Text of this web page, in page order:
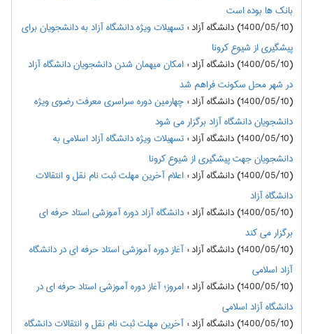
بانک ها بوده است
(1400/05/10) دانشگاه آزاد
:تسهیلات ویژه دانشگاه آزاد به دانشجویان برای
پیشگیری از شیوع کرونا
(1400/05/10) دانشگاه آزاد
:امکان میهمان شدن دانشجویان دانشگاه آزاد
در شهر محل سکونت فراهم شد
(1400/05/10) دانشگاه آزاد
:چهارمین دوره سراسری معرفت رضوی ویژه
دانشجویان دانشگاه آزاد برگزار می شود
(1400/05/10) دانشگاه آزاد
:تسهیلات ویژه دانشگاه آزاد اسلامی به
دانشجویان جهت پیشگیری از شیوع کرونا
(1400/05/10) دانشگاه آزاد
:اعلام آخرین مهلت ثبت نام نقل و انتقالات
دانشگاه آزاد
(1400/05/10) دانشگاه آزاد
:دانشگاه آزاد دوره آموزشی استاد حرفه ای
برگزار می کند
(1400/05/10) دانشگاه آزاد
:آغاز دوره آموزشی استاد حرفه ای در دانشگاه
آزاد اسلامی
(1400/05/10) دانشگاه آزاد
:امروز؛ آغاز دوره آموزشی استاد حرفه ای در
دانشگاه آزاد اسلامی
(1400/05/10) دانشگاه آزاد
:آخرین مهلت ثبت نام نقل و انتقالات دانشگاه